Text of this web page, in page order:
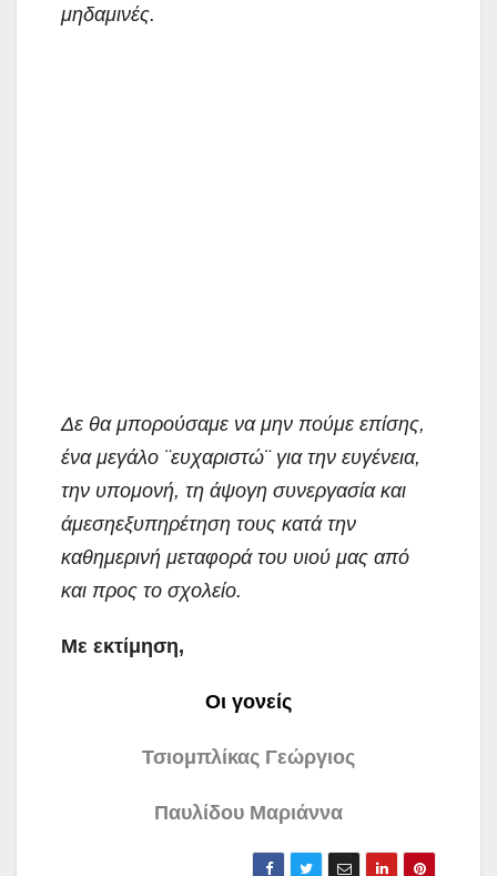
μηδαμινές.
Δε θα μπορούσαμε να μην πούμε επίσης,
ένα μεγάλο ¨ευχαριστώ¨ για την ευγένεια,
την υπομονή, τη άψογη συνεργασία και
άμεσηεξυπηρέτηση τους κατά την
καθημερινή μεταφορά του υιού μας από
και προς το σχολείο.
Με εκτίμηση,
Οι γονείς
Τσιομπλίκας Γεώργιος
Παυλίδου Μαριάννα